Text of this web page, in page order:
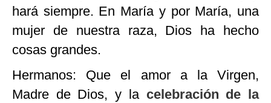
hará siempre. En María y por María, una
mujer de nuestra raza, Dios ha hecho
cosas grandes.
Hermanos: Que el amor a la Virgen,
Madre de Dios, y la celebración de la